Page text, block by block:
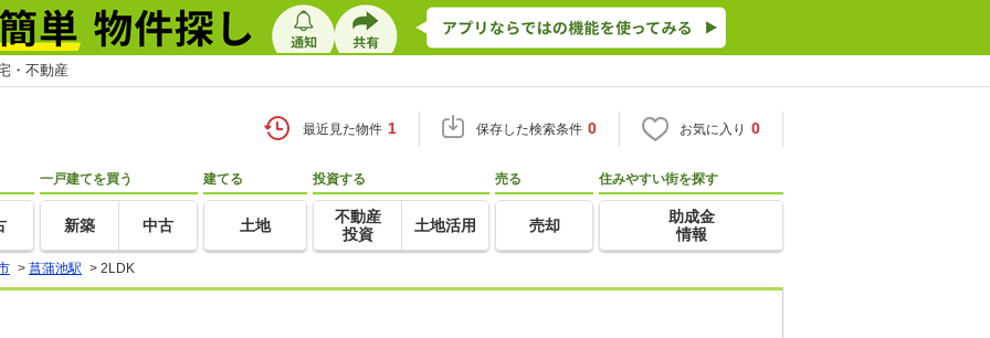
・不動産
最近見た物件 1 保存した検索条件 0 お気に入り 0
一戸建てを買う
新築 中古
建てる
土地
投資する
不動産
投資
土地活用
売る
売却
住みやすい街を探す
助成金
情報
> 菖蒲池駅 > 2LDK